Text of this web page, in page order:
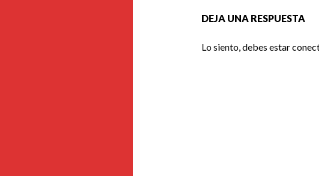
DEJA UNA RESPUESTA
Lo siento, debes estar